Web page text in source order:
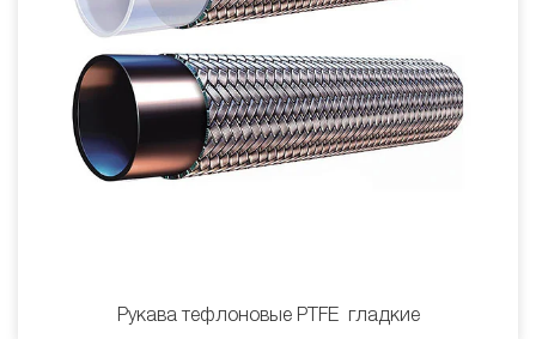
Рукава тефлоновые PTFE гладкие